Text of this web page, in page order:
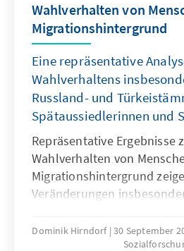
Wahlverhalten von
Migrationshintergrund
Eine repräsentative
Wahlverhaltens
Russland- und
Spätaussiedlerinnen und
Repräsentative Ergebnisse
Wahlverhalten von
Migrationshintergrund
Veränderungen
spezifischer Gruppen wie
Russland-,
Dominik Hirndorf 30 September